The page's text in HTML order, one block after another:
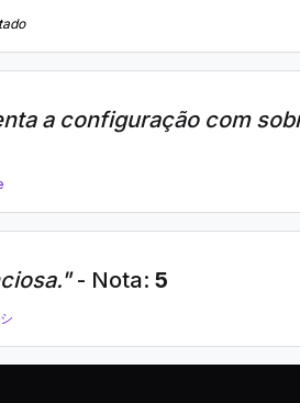
a configuração com
- Nota:5